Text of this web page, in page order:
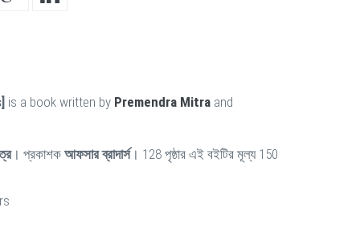
is a book written by Premendra Mitra and
। প্রকাশক আফসার ব্রাদার্স। 128 পৃষ্ঠার এই বইটির মূল্য 150